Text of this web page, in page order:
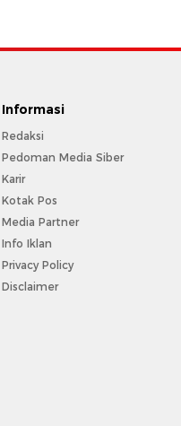
Informasi
Redaksi
Pedoman Media Siber
Karir
Kotak Pos
Media Partner
Info Iklan
Privacy Policy
Disclaimer